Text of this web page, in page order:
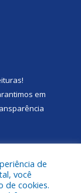
!
em
de
você
de cookies.